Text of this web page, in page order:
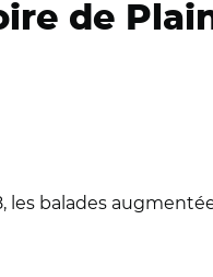
de
balades